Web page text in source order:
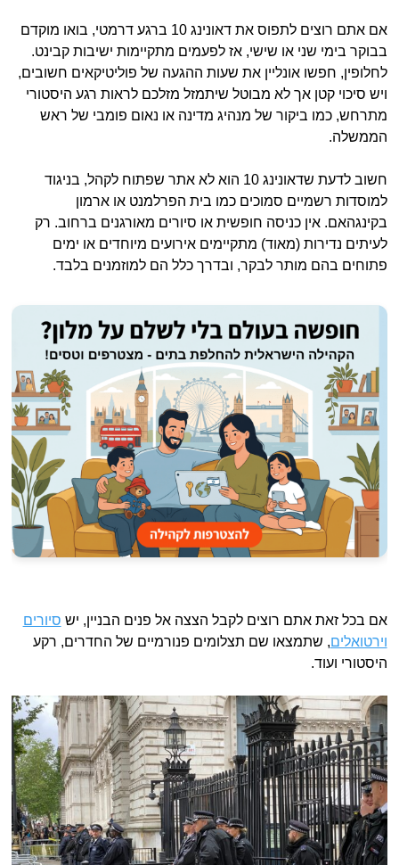
אם אתם רוצים לתפוס את דאונינג 10 ברגע דרמטי, בואו מוקדם
בבוקר בימי שני או שישי, אז לפעמים מתקיימות ישיבות קבינט.
לחלופין, חפשו אונליין את שעות ההגעה של פוליטיקאים חשובים,
ויש סיכוי קטן אך לא מבוטל שיתמזל מזלכם לראות רגע היסטורי
מתרחש, כמו ביקור של מנהיג מדינה או נאום פומבי של ראש
הממשלה.
חשוב לדעת שדאונינג 10 הוא לא אתר שפתוח לקהל, בניגוד
למוסדות רשמיים סמוכים כמו בית הפרלמנט או ארמון
בקינגהאם. אין כניסה חופשית או סיורים מאורגנים ברחוב. רק
לעיתים נדירות (מאוד) מתקיימים אירועים מיוחדים או ימים
פתוחים בהם מותר לבקר, ובדרך כלל הם למוזמנים בלבד.
אם בכל זאת אתם רוצים לקבל הצצה אל פנים הבניין, יש סיורים
וירטואלים, שתמצאו שם תצלומים פנורמיים של החדרים, רקע
היסטורי ועוד.